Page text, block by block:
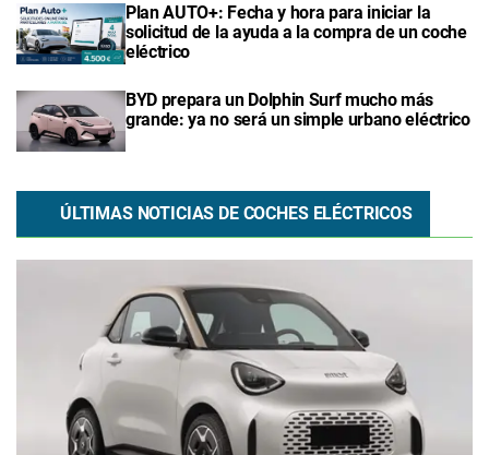
Plan AUTO+: Fecha y hora para iniciar la
solicitud de la ayuda a la compra de un coche
eléctrico
BYD prepara un Dolphin Surf mucho más
grande: ya no será un simple urbano eléctrico
ÚLTIMAS NOTICIAS DE COCHES ELÉCTRICOS